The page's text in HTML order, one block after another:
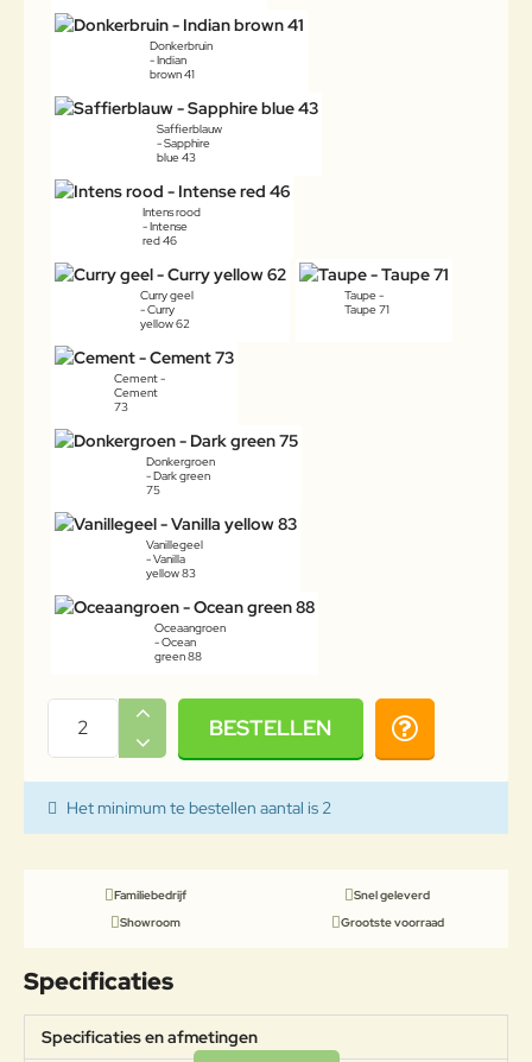
Donkerbruin
- Indian
brown 41
Saffierblauw
- Sapphire
blue 43
Intens rood
- Intense
red 46
Curry geel
- Curry
yellow 62
Taupe -
Taupe 71
Cement -
Cement
73
Donkergroen
- Dark green
75
Vanillegeel
- Vanilla
yellow 83
Oceaangroen
- Ocean
green 88
BESTELLEN
Het minimum te bestellen aantal is 2
Familiebedrijf
Snel geleverd
Showroom
Grootste voorraad
Specificaties
Specificaties en afmetingen